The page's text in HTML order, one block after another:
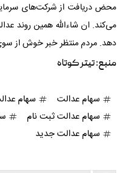
محض دریافت از شرکت‌های
می‌کند. ان شاءالله همین روند
دهد. مردم منتظر خبر خوش از
منبع:تیتر کوتاه
سهام عدالت
سهام
سهام عدالت ثبت نام
سهام عدالت جدید